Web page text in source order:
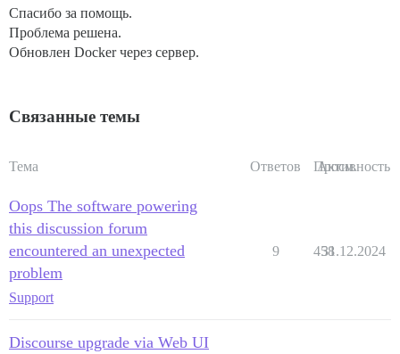
Спасибо за помощь.
Проблема решена.
Обновлен Docker через сервер.
Связанные темы
Тема Ответов Просм.
Активность
Oops The software powering
this discussion forum
encountered an unexpected
problem
Support
9 458
31.12.2024
Discourse upgrade via Web UI